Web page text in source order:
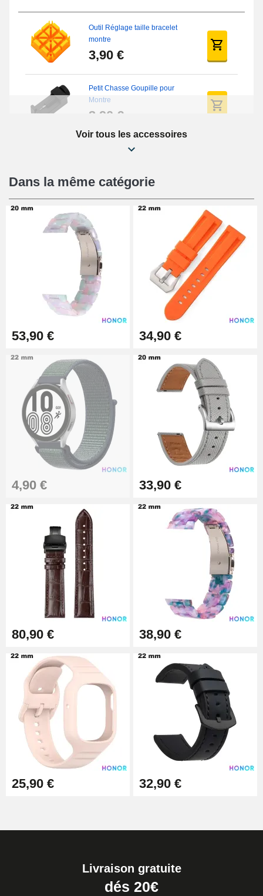
Outil Réglage taille bracelet
montre
3,90 €
Petit Chasse Goupille pour
Montre
3,90 €
Chasses Goupille Long Montre
19,08 €
Chasse-Goupille Montre
4,90 €
Outil Changement Bracelet
Montre Professionnel
49,92 €
Outil Bracelet Montre pas cher
34,92 €
Kit pour Raccourcir Bracelet
Montre
7,90 €
Kit Réparation Montre Débutant
Pied à Coulisse Numérique
9,90 €
Kit Horlogerie Débutant
26,90 €
Marteau Horloger pour Goupille
3,90 €
Kit pour Réduire Bracelet
Boîte Pompe Bracelet Montre -
Diamètre 1,50 mm - 8 à 25 mm
Extracteur de Bracelet de
Montre Facile
Voir tous les accessoires
Dans la même catégorie
53,90 € 34,90 €
4,90 € 33,90 €
80,90 € 38,90 €
25,90 € 32,90 €
Livraison gratuite
dés 20€